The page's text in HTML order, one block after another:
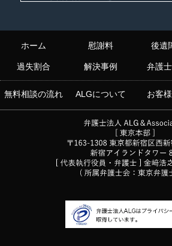
ホーム 慰謝料 後遺
過失割合 解決事例 弁護
無料相談の流れ ALGについて お客